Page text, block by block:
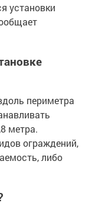
установки
периметра
метра.
ограждений,
либо